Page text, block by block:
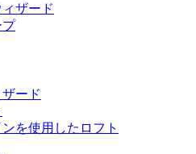
ザード
プ
ード
を使用したロフト